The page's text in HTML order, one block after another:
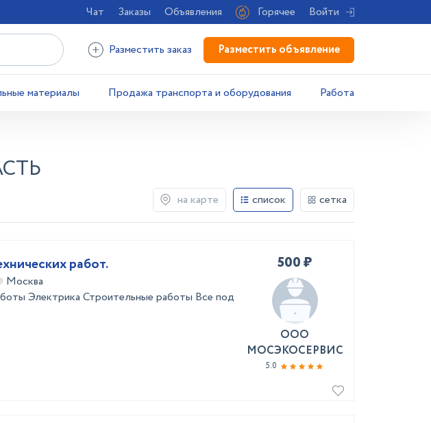
Чат Заказы Объявления Горячее Войти
Разместить заказ Разместить объявление
материалы Продажа транспорта и оборудования Работа
на карте список сетка
работ.
Москва
Электрика Строительные работы Все под
500 ₽
ООО
МОСЭКОСЕРВИС
5.0